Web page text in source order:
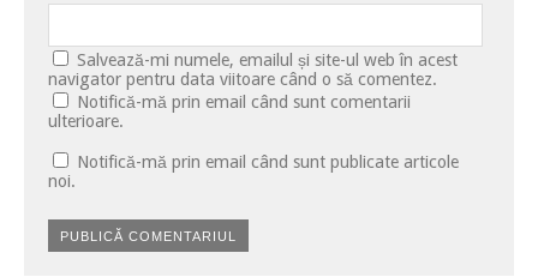
Salvează-mi numele, emailul și site-ul web în acest
navigator pentru data viitoare când o să comentez.
Notifică-mă prin email când sunt comentarii
ulterioare.
Notifică-mă prin email când sunt publicate articole
noi.